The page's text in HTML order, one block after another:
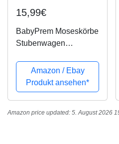
15,99€
BabyPrem Moseskörbe
Stubenwagen
Baumwolle 80 x 40cm
2 WEIß
Amazon / Ebay
Produkt ansehen*
Amazon price updated: 5. August 2026